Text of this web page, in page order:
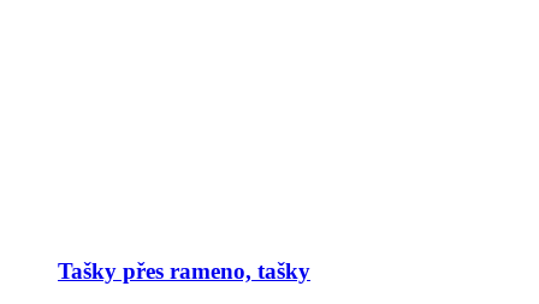
Tašky přes rameno, tašky